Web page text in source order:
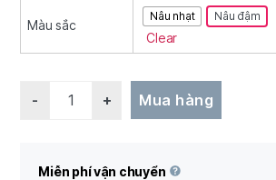
Màu sắc
Nâu nhạt Nâu đậm
Clear
Mua hàng
Miễn phí vận chuyển